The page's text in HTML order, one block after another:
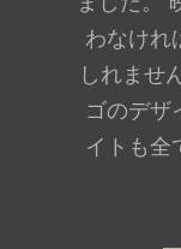
わなけれ
しれませ
ゴのデザ
イトも全